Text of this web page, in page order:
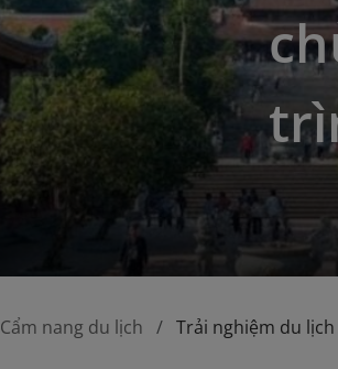
Cẩm nang du lịch Trải nghiệm du